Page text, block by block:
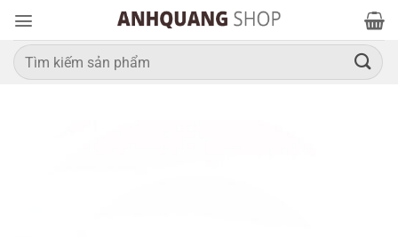
qua
nội
dung
Tìm
kiếm: